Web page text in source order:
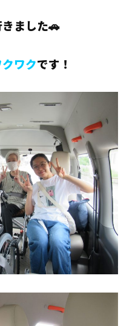
きました🚗
ワクです！